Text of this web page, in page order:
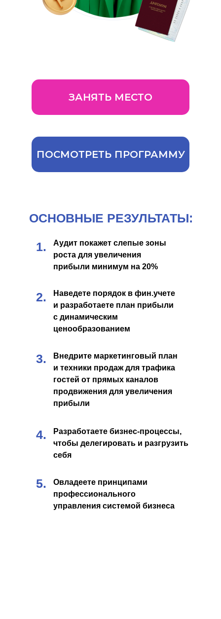
ЗАНЯТЬ МЕСТО
ПОСМОТРЕТЬ ПРОГРАММУ
ОСНОВНЫЕ РЕЗУЛЬТАТЫ:
1.
2.
Наведете порядок в фин.учете
и разработаете план прибыли
с динамическим
ценообразованием
Аудит покажет слепые зоны
роста для увеличения
прибыли минимум на 20%
Овладеете принципами
профессионального
управления системой бизнеса
5.
Разработаете бизнес-процессы,
чтобы делегировать и разгрузить
себя
4.
3.
Внедрите маркетинговый план
и техники продаж для трафика
гостей от прямых каналов
продвижения для увеличения
прибыли